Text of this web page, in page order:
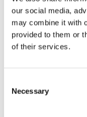
our social media,
may combine it with
provided to them or
of their services.
Necessary
Des activités au
particuliers et des
soutenir le